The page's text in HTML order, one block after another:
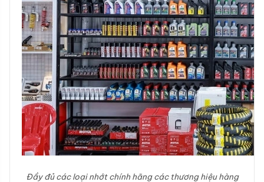
Đầy đủ các loại nhớt chính hãng các thương hiệu hàng